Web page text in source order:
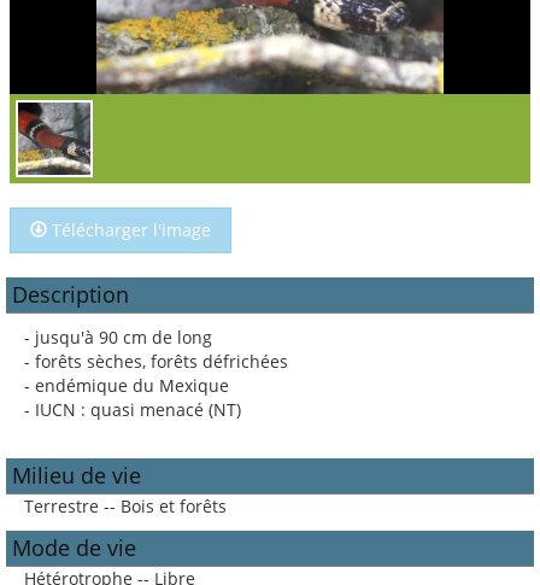
Télécharger l'image
Description
- jusqu'à 90 cm de long
- forêts sèches, forêts défrichées
- endémique du Mexique
- IUCN : quasi menacé (NT)
Milieu de vie
Terrestre -- Bois et forêts
Mode de vie
Hétérotrophe -- Libre